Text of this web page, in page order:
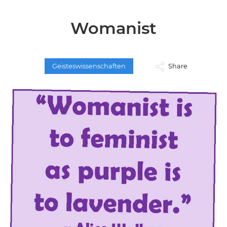
Womanist
Geisteswissenschaften Share